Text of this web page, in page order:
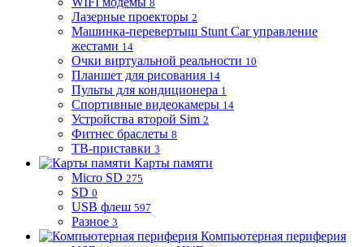
8
Лазерные проекторы 2
Машинка-перевертыш Stunt Car управление
жестами 14
Очки виртуальной реальности 10
Планшет для рисования 14
Пульты для кондиционера 1
Спортивные видеокамеры 14
Устройства второй Sim 2
Фитнес браслеты 8
ТВ-приставки 3
Карты памяти
Micro SD 275
SD 0
USB флеш 597
Разное 3
Компьютерная периферия